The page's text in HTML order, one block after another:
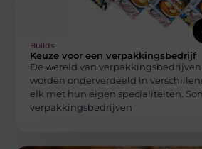
Builds
Keuze voor een verpakkingsbedrijf
De wereld van verpakkingsbedrijven
worden onderverdeeld in
elk met hun eigen specialiteiten.
verpakkingsbedrijven